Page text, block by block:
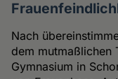
Nach
dem mutmaßlichen
Gymnasium in